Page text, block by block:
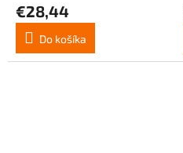
€28,44
Do košíka